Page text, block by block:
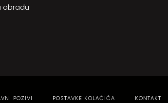
obradu
POZIVI POSTAVKE KOLAČIĆA KONTAKT